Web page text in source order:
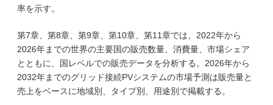
率を示す。
第7章、第8章、第9章、第10章、第11章では、2022年から
2026年までの世界の主要国の販売数量、消費量、市場シェア
とともに、国レベルでの販売データを分析する。2026年から
2032年までのグリッド接続PVシステムの市場予測は販売量と
売上をベースに地域別、タイプ別、用途別で掲載する。